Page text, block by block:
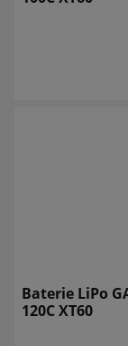
Baterie LiPo
120C XT60